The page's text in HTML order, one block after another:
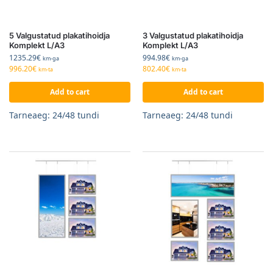
5 Valgustatud plakatihoidja
Komplekt L/A3
1235.29€ km-ga
996.20€ km-ta
Add to cart
Tarneaeg: 24/48 tundi
3 Valgustatud plakatihoidja
Komplekt L/A3
994.98€ km-ga
802.40€ km-ta
Add to cart
Tarneaeg: 24/48 tundi